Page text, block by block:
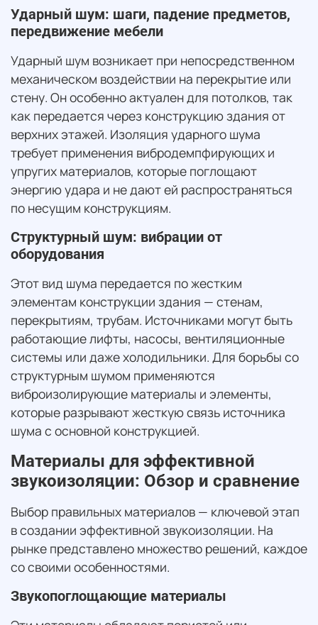
Ударный шум: шаги, падение предметов,
передвижение мебели
Ударный шум возникает при непосредственном
механическом воздействии на перекрытие или
стену. Он особенно актуален для потолков, так
как передается через конструкцию здания от
верхних этажей. Изоляция ударного шума
требует применения вибродемпфирующих и
упругих материалов, которые поглощают
энергию удара и не дают ей распространяться
по несущим конструкциям.
Структурный шум: вибрации от
оборудования
Этот вид шума передается по жестким
элементам конструкции здания — стенам,
перекрытиям, трубам. Источниками могут быть
работающие лифты, насосы, вентиляционные
системы или даже холодильники. Для борьбы со
структурным шумом применяются
виброизолирующие материалы и элементы,
которые разрывают жесткую связь источника
шума с основной конструкцией.
Материалы для эффективной
звукоизоляции: Обзор и сравнение
Выбор правильных материалов — ключевой этап
в создании эффективной звукоизоляции. На
рынке представлено множество решений, каждое
со своими особенностями.
Звукопоглощающие материалы